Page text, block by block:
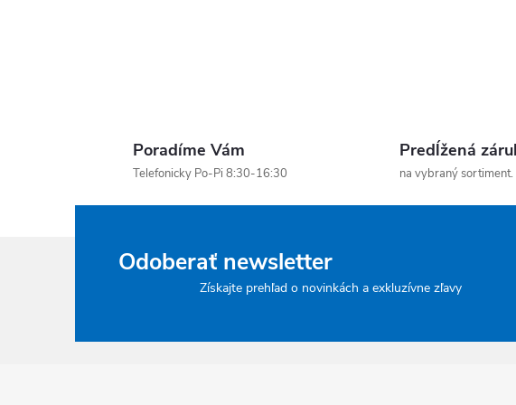
Poradíme Vám
Telefonicky Po-Pi 8:30-16:30
Predĺžená
na vybraný sortiment.
Odoberať newsletter
Získajte prehľad o novinkách a exkluzívne zľavy